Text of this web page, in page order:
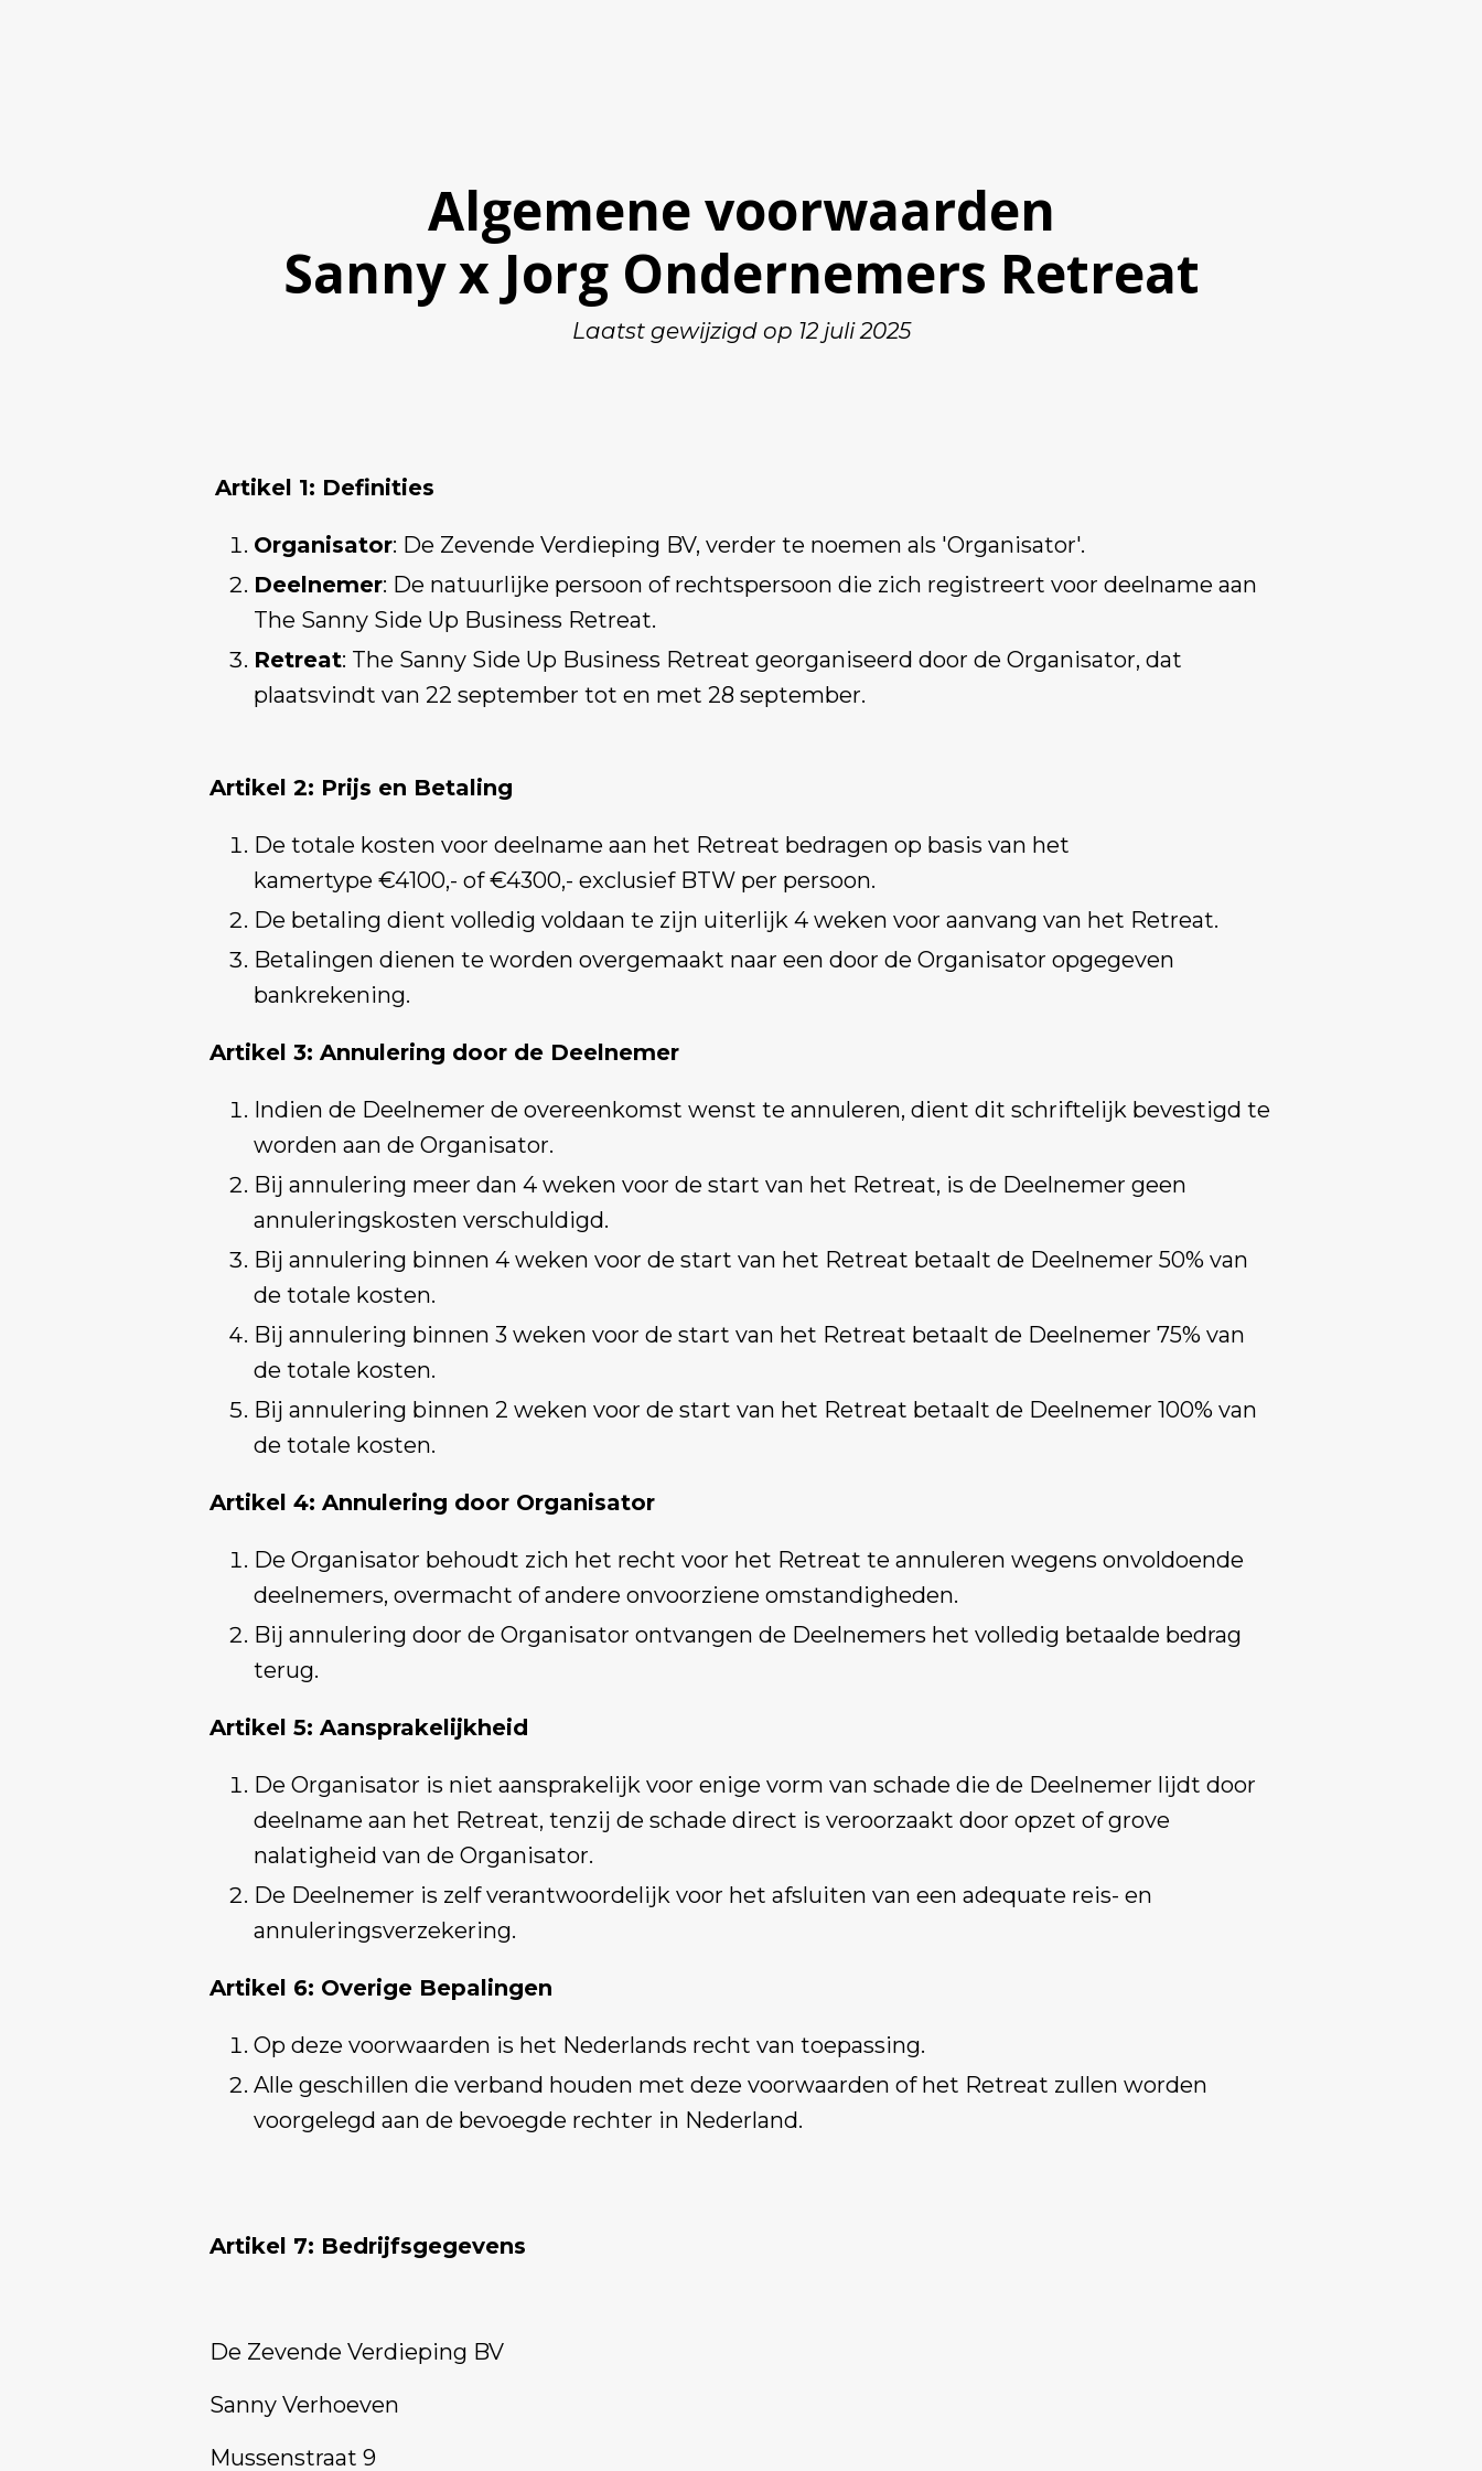
Algemene voorwaarden
Sanny x Jorg Ondernemers Retreat
Laatst gewijzigd op 12 juli 2025
Artikel 1: Definities
Organisator: De Zevende Verdieping BV, verder te noemen als 'Organisator'.
Deelnemer: De natuurlijke persoon of rechtspersoon die zich registreert voor deelname aan
The Sanny Side Up Business Retreat.
Retreat: The Sanny Side Up Business Retreat georganiseerd door de Organisator, dat
plaatsvindt van 22 september tot en met 28 september.
Artikel 2: Prijs en Betaling
De totale kosten voor deelname aan het Retreat bedragen op basis van het
kamertype €4100,- of€4300,- exclusief BTW per persoon.
De betaling dient volledig voldaan te zijn uiterlijk 4 weken voor aanvang van het Retreat.
Betalingen dienen te worden overgemaakt naar een door de Organisator opgegeven
bankrekening.
Artikel 3: Annulering door de Deelnemer
Indien de Deelnemer de overeenkomst wenst te annuleren, dient dit schriftelijk bevestigd te
worden aan de Organisator.
Bij annulering meer dan 4 weken voor de start van het Retreat, is de Deelnemer geen
annuleringskosten verschuldigd.
Bij annulering binnen 4 weken voor de start van het Retreat betaalt de Deelnemer 50% van
de totale kosten.
Bij annulering binnen 3 weken voor de start van het Retreat betaalt de Deelnemer 75% van
de totale kosten.
Bij annulering binnen 2 weken voor de start van het Retreat betaalt de Deelnemer 100% van
de totale kosten.
Artikel 4: Annulering door Organisator
De Organisator behoudt zich het recht voor het Retreat te annuleren wegens onvoldoende
deelnemers, overmacht of andere onvoorziene omstandigheden.
Bij annulering door de Organisator ontvangen de Deelnemers het volledig betaalde bedrag
terug.
Artikel 5: Aansprakelijkheid
De Organisator is niet aansprakelijk voor enige vorm van schade die de Deelnemer lijdt door
deelname aan het Retreat, tenzij de schade direct is veroorzaakt door opzet of grove
nalatigheid van de Organisator.
De Deelnemer is zelf verantwoordelijk voor het afsluiten van een adequate reis- en
annuleringsverzekering.
Artikel 6: Overige Bepalingen
Op deze voorwaarden is het Nederlands recht van toepassing.
Alle geschillen die verband houden met deze voorwaarden of het Retreat zullen worden
voorgelegd aan de bevoegde rechter in Nederland.
Artikel 7: Bedrijfsgegevens
De Zevende Verdieping BV
Sanny Verhoeven
Mussenstraat 9